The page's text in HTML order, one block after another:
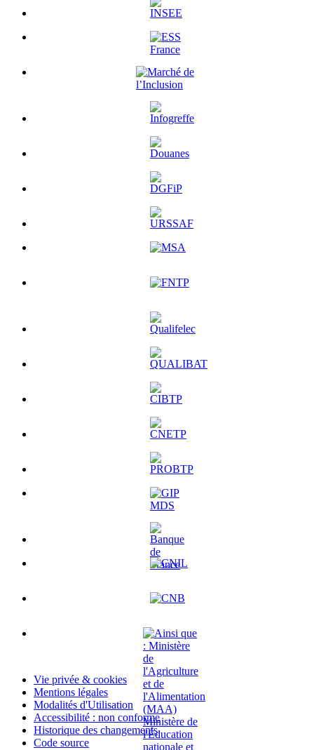
Vie privée & cookies
Mentions légales
Modalités d'Utilisation
Accessibilité : non conforme
Historique des changements
Code source